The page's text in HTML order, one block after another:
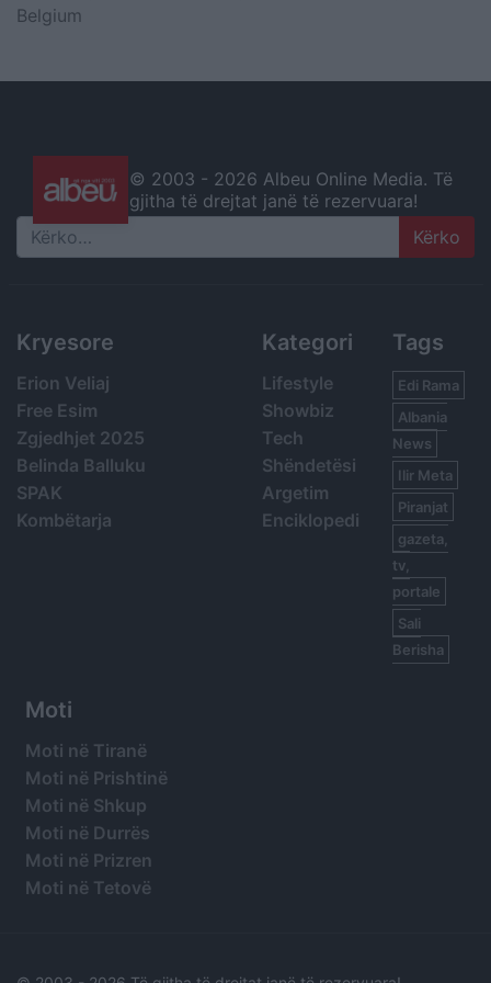
Belgium
© 2003 - 2026 Albeu Online Media. Të
gjitha të drejtat janë të rezervuara!
Search
Kryesore
Erion Veliaj
Free Esim
Zgjedhjet 2025
Belinda Balluku
SPAK
Kombëtarja
Kategori
Lifestyle
Showbiz
Tech
Shëndetësi
Argetim
Enciklopedi
Tags
Edi Rama
Albania
News
Ilir Meta
Piranjat
gazeta,
tv,
portale
Sali
Berisha
Moti
Moti në Tiranë
Moti në Prishtinë
Moti në Shkup
Moti në Durrës
Moti në Prizren
Moti në Tetovë